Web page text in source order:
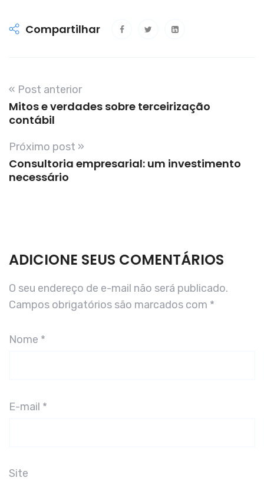
Compartilhar
« Post anterior
Mitos e verdades sobre terceirização
contábil
Próximo post »
Consultoria empresarial: um investimento
necessário
ADICIONE SEUS COMENTÁRIOS
O seu endereço de e-mail não será publicado.
Campos obrigatórios são marcados com *
Nome *
E-mail *
Site